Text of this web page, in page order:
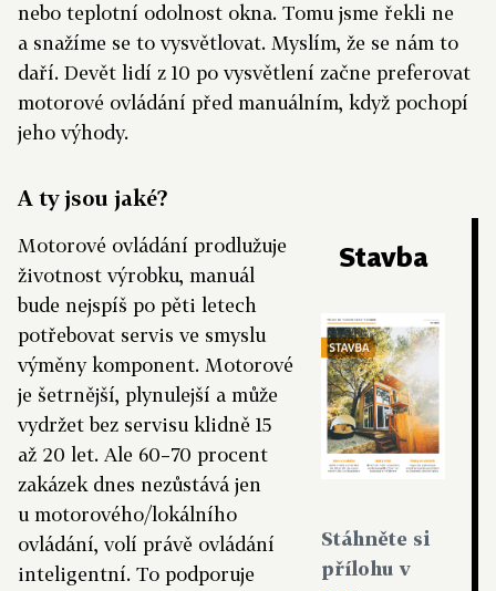
nebo teplotní odolnost okna. Tomu jsme řekli ne
a snažíme se to vysvětlovat. Myslím, že se nám to
daří. Devět lidí z 10 po vysvětlení začne preferovat
motorové ovládání před manuálním, když pochopí
jeho výhody.
Stavba
Stáhněte si
přílohu v
A ty jsou jaké?
Motorové ovládání prodlužuje
životnost výrobku, manuál
bude nejspíš po pěti letech
potřebovat servis ve smyslu
výměny komponent. Motorové
je šetrnější, plynulejší a může
vydržet bez servisu klidně 15
až 20 let. Ale 60–70 procent
zakázek dnes nezůstává jen
u motorového/lokálního
ovládání, volí právě ovládání
inteligentní. To podporuje